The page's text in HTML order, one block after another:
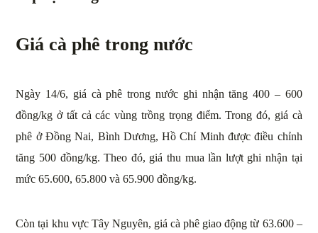
Giá cà phê trong nước
Ngày 14/6, giá cà phê trong nước ghi nhận tăng 400 – 600
đồng/kg ở tất cả các vùng trồng trọng điểm. Trong đó, giá cà
phê ở Đồng Nai, Bình Dương, Hồ Chí Minh được điều chỉnh
tăng 500 đồng/kg. Theo đó, giá thu mua lần lượt ghi nhận tại
mức 65.600, 65.800 và 65.900 đồng/kg.
Còn tại khu vực Tây Nguyên, giá cà phê giao động từ 63.600 –